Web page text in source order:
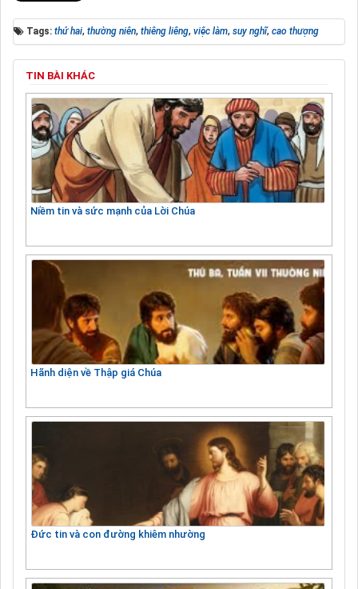
Tags: thứ hai, thường niên, thiêng liêng, việc làm, suy nghĩ, cao thượng
TIN BÀI KHÁC
Niềm tin và sức mạnh của Lời Chúa
Hãnh diện về Thập giá Chúa
Đức tin và con đường khiêm nhường